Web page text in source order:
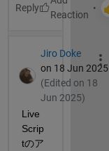
Reply
Jiro Doke
on 18 Jun 2025
(Edited on 18
Jun 2025)
Live
Scrip
tのア